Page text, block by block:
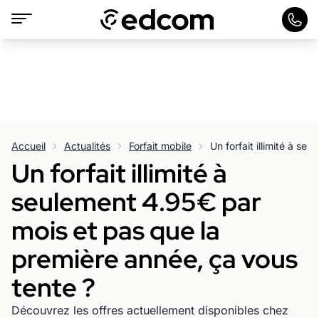
Accueil Actualités Forfait mobile
Un forfait illimité à
seulement 4.95€ par
mois et pas que la
première année, ça vous
tente ?
Découvrez les offres actuellement disponibles chez